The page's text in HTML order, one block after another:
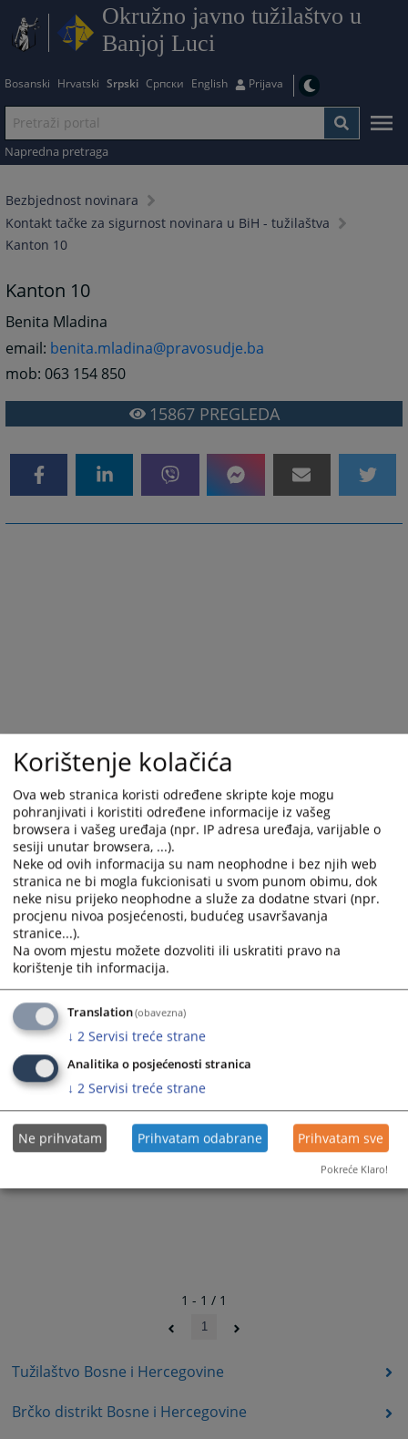
Okružno javno tužilaštvo u
Banjoj Luci
Bosanski Hrvatski Srpski Српски English Prijava
Napredna pretraga
Bezbjednost novinara
Kontakt tačke za sigurnost novinara u BiH - tužilaštva
Kanton 10
Tužilaštvo Bosne i Hercegovine
Brčko distrikt Bosne i Hercegovine
Kanton 10
Benita Mladina
email: benita.mladina@pravosudje.ba
mob: 063 154 850
15867PREGLEDA
1 - 1 / 1
1
Korištenje kolačića
Ova web stranica koristi određene skripte koje mogu
pohranjivati i koristiti određene informacije iz vašeg
browsera i vašeg uređaja (npr. IP adresa uređaja, varijable o
sesiji unutar browsera, ...).
Neke od ovih informacija su nam neophodne i bez njih web
stranica ne bi mogla fukcionisati u svom punom obimu, dok
neke nisu prijeko neophodne a služe za dodatne stvari (npr.
procjenu nivoa posjećenosti, budućeg usavršavanja
stranice...).
Na ovom mjestu možete dozvoliti ili uskratiti pravo na
korištenje tih informacija.
Translation(obavezna)
↓ 2 Servisi treće strane
Analitika o posjećenosti stranica
↓ 2 Servisi treće strane
Ne prihvatam Prihvatam odabrane Prihvatam sve
Pokreće Klaro!